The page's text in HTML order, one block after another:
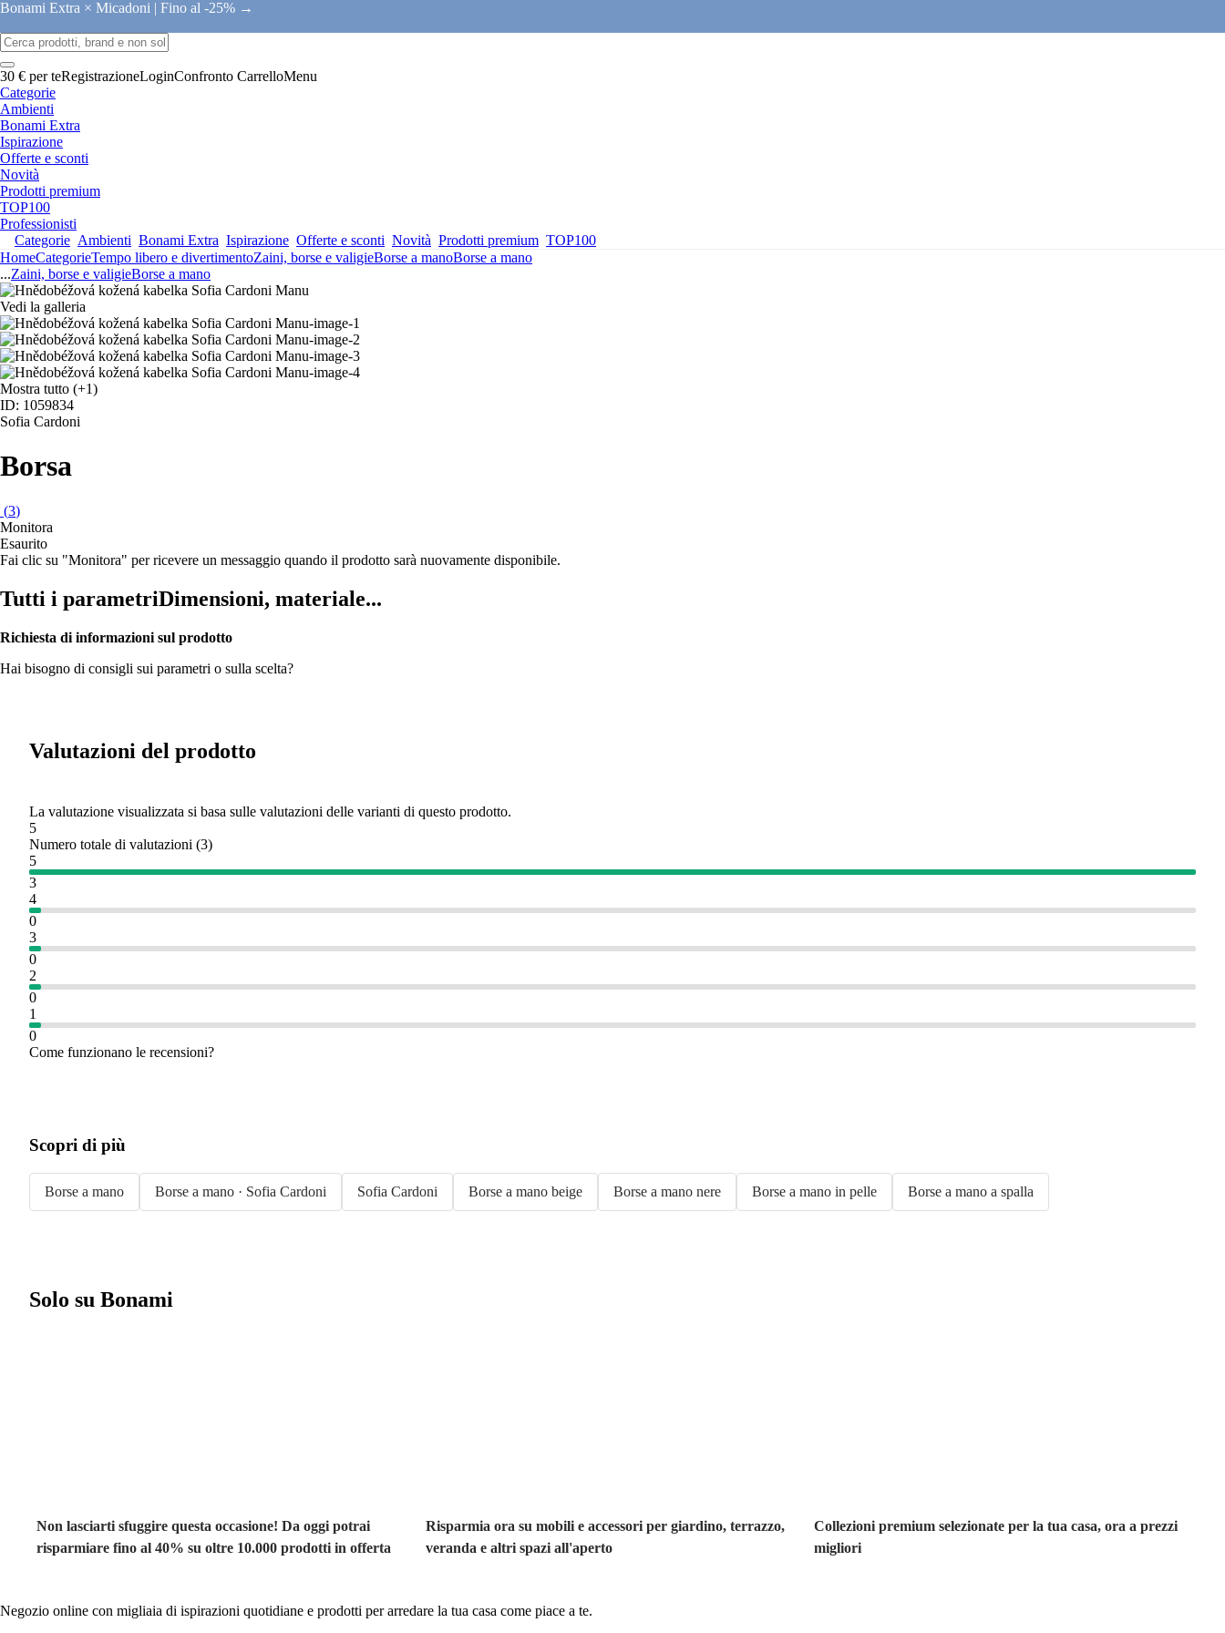
Bonami Extra × Micadoni | Fino al -25% →
30 € per teRegistrazioneLoginConfronto CarrelloMenu
Categorie
Ambienti
Bonami Extra
Ispirazione
Offerte e sconti
Novità
Prodotti premium
TOP100
Professionisti
Categorie Ambienti Bonami Extra Ispirazione Offerte e sconti Novità Prodotti premium TOP100
HomeCategorieTempo libero e divertimentoZaini, borse e valigieBorse a manoBorse a mano
...Zaini, borse e valigieBorse a mano
Vedi la galleria
Mostra tutto (+1)
ID: 1059834
Sofia Cardoni
Borsa
(3)
Monitora
Esaurito
Fai clic su "Monitora" per ricevere un messaggio quando il prodotto sarà nuovamente disponibile.
Tutti i parametriDimensioni, materiale...
Richiesta di informazioni sul prodotto
Hai bisogno di consigli sui parametri o sulla scelta?
Valutazioni del prodotto
La valutazione visualizzata si basa sulle valutazioni delle varianti di questo prodotto.
5
Numero totale di valutazioni (3)
5
3
4
0
3
0
2
0
1
0
Come funzionano le recensioni?
Scopri di più
Borse a mano Borse a mano · Sofia Cardoni Sofia Cardoni Borse a mano beige Borse a mano nere Borse a mano in pelle Borse a mano a spalla
Solo su Bonami
Non lasciarti sfuggire questa occasione! Da oggi potrai
risparmiare fino al 40% su oltre 10.000 prodotti in offerta
Risparmia ora su mobili e accessori per giardino, terrazzo,
veranda e altri spazi all'aperto
Collezioni premium selezionate per la tua casa, ora a prezzi
migliori
Negozio online con migliaia di ispirazioni quotidiane e prodotti per arredare la tua casa come piace a te.